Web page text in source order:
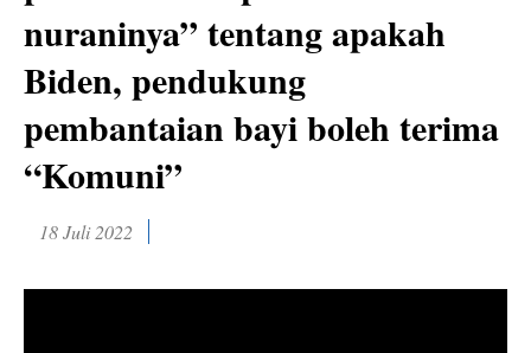
nuraninya” tentang apakah
Biden, pendukung
pembantaian bayi boleh terima
“Komuni”
18 Juli 2022